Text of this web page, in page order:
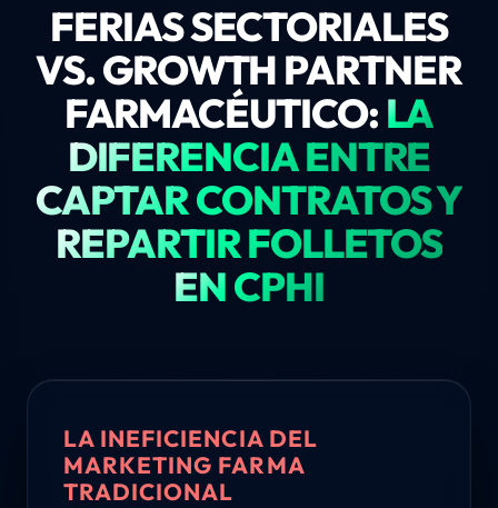
FERIAS SECTORIALES
VS. GROWTH PARTNER
FARMACÉUTICO: LA
DIFERENCIA ENTRE
CAPTAR CONTRATOS Y
REPARTIR FOLLETOS
EN CPHI
LA INEFICIENCIA DEL
MARKETING FARMA
TRADICIONAL